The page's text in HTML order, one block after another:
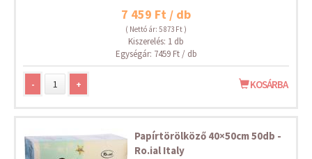
7 459 Ft / db
( Nettó ár: 5 873 Ft )
Kiszerelés: 1 db
Egységár: 7459 Ft / db
- + KOSÁRBA
Papírtörölköző 40×50cm 50db -
Ro.ial Italy